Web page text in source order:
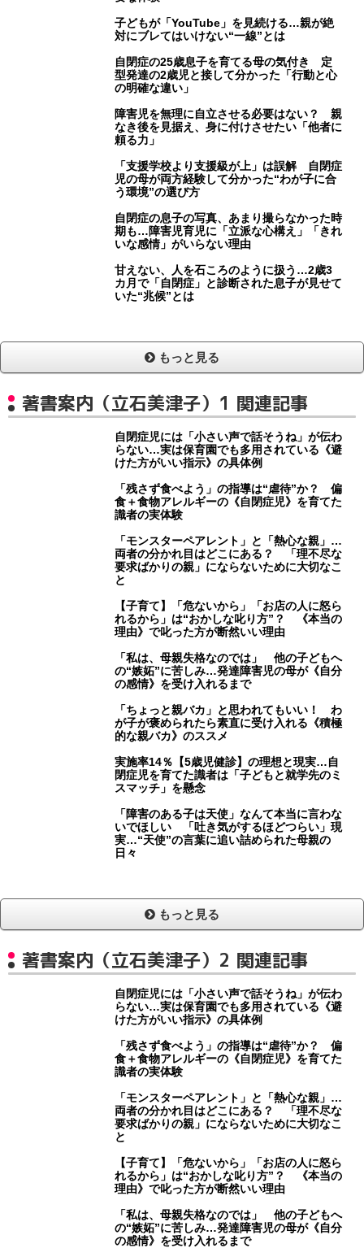
子どもが「YouTube」を見続ける…親が絶
対にブレてはいけない“一線”とは
自閉症の25歳息子を育てる母の気付き 定
型発達の2歳児と接して分かった「行動と心
の明確な違い」
障害児を無理に自立させる必要はない？ 親
なき後を見据え、身に付けさせたい「他者に
頼る力」
「支援学校より支援級が上」は誤解 自閉症
児の母が両方経験して分かった“わが子に合
う環境”の選び方
自閉症の息子の写真、あまり撮らなかった時
期も…障害児育児に「立派な心構え」「きれ
いな感情」がいらない理由
甘えない、人を石ころのように扱う…2歳3
カ月で「自閉症」と診断された息子が見せて
いた“兆候”とは
もっと見る
著書案内（立石美津子）1 関連記事
自閉症児には「小さい声で話そうね」が伝わ
らない…実は保育園でも多用されている《避
けた方がいい指示》の具体例
「残さず食べよう」の指導は“虐待”か？ 偏
食＋食物アレルギーの《自閉症児》を育てた
識者の実体験
「モンスターペアレント」と「熱心な親」…
両者の分かれ目はどこにある？ 「理不尽な
要求ばかりの親」にならないために大切なこ
と
【子育て】「危ないから」「お店の人に怒ら
れるから」は“おかしな叱り方”？ 《本当の
理由》で叱った方が断然いい理由
「私は、母親失格なのでは」 他の子どもへ
の“嫉妬”に苦しみ…発達障害児の母が《自分
の感情》を受け入れるまで
「ちょっと親バカ」と思われてもいい！ わ
が子が褒められたら素直に受け入れる《積極
的な親バカ》のススメ
実施率14％【5歳児健診】の理想と現実…自
閉症児を育てた識者は「子どもと就学先のミ
スマッチ」を懸念
「障害のある子は天使」なんて本当に言わな
いでほしい 「吐き気がするほどつらい」現
実…“天使”の言葉に追い詰められた母親の
日々
もっと見る
著書案内（立石美津子）2 関連記事
自閉症児には「小さい声で話そうね」が伝わ
らない…実は保育園でも多用されている《避
けた方がいい指示》の具体例
「残さず食べよう」の指導は“虐待”か？ 偏
食＋食物アレルギーの《自閉症児》を育てた
識者の実体験
「モンスターペアレント」と「熱心な親」…
両者の分かれ目はどこにある？ 「理不尽な
要求ばかりの親」にならないために大切なこ
と
【子育て】「危ないから」「お店の人に怒ら
れるから」は“おかしな叱り方”？ 《本当の
理由》で叱った方が断然いい理由
「私は、母親失格なのでは」 他の子どもへ
の“嫉妬”に苦しみ…発達障害児の母が《自分
の感情》を受け入れるまで